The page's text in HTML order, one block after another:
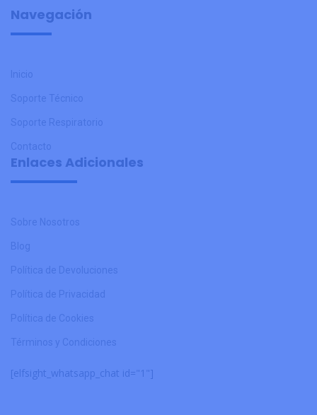
Navegación
Inicio
Soporte Técnico
Soporte Respiratorio
Contacto
Enlaces Adicionales
Sobre Nosotros
Blog
Política de Devoluciones
Política de Privacidad
Política de Cookies
Términos y Condiciones
[elfsight_whatsapp_chat id="1"]